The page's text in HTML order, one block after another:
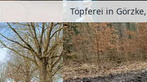
Töpferei in